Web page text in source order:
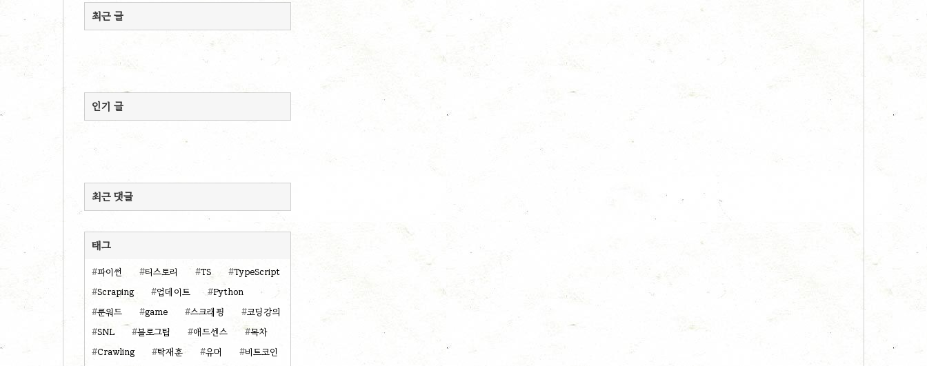
최근 글
인기 글
최근 댓글
태그
파이썬 티스토리 TS
TypeScript
Scraping
업데이트
Python
룬워드
game 스크래핑
코딩강의
SNL
블로그팁 애드센스
목차
Crawling
탁재훈 유머
비트코인